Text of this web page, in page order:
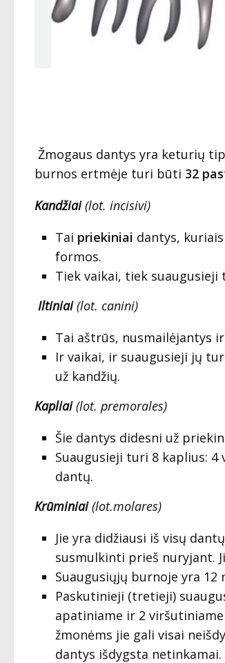
Žmogaus dantys yra keturių
burnos ertmėje turi būti 32
Kandžiai(lot. incisivi)
Tai priekiniai dantys,
formos.
Tiek vaikai, tiek
Iltiniai(lot. canini)
Tai aštrūs, nusmailėjantys
Ir vaikai, ir suaugusieji jų
už kandžių.
Kapliai(lot. premorales)
Šie dantys didesni už
Suaugusieji turi 8 kaplius:
dantų.
Krūminiai(lot.molares)
Jie yra didžiausi iš visų
susmulkinti prieš nuryjant.
Suaugusiųjų burnoje yra
Paskutinieji (tretieji)
apatiniame ir 2
žmonėms jie gali visai
dantys išdygsta netinkamai.